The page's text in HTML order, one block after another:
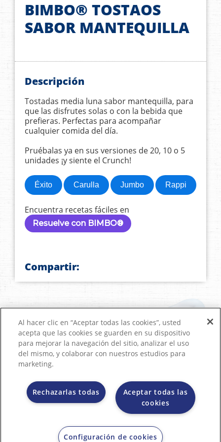
BIMBO® TOSTAOS
SABOR MANTEQUILLA
Descripción
Tostadas media luna sabor mantequilla, para
que las disfrutes solas o con la bebida que
prefieras. Perfectas para acompañar
cualquier comida del día.
Pruébalas ya en sus versiones de 20, 10 o 5
unidades ¡y siente el Crunch!
Éxito Carulla Jumbo Rappi
Encuentra recetas fáciles en
Resuelve con BIMBO®
Compartir:
Política de Tratamiento y Protección de Datos Personales
Al hacer clic en “Aceptar todas las cookies”, usted
acepta que las cookies se guarden en su dispositivo
para mejorar la navegación del sitio, analizar el uso
del mismo, y colaborar con nuestros estudios para
marketing.
Aceptar todas las
cookies
Rechazarlas todas
Configuración de cookies